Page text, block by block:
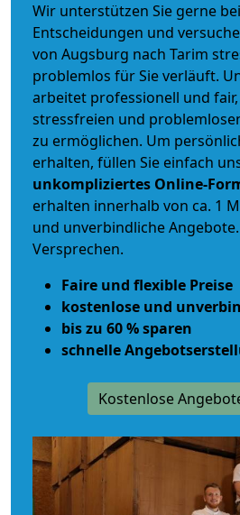
Wir unterstützen Sie gerne
Entscheidungen und
von Augsburg nach Tarim
problemlos für Sie verläuft.
arbeitet professionell und fair
stressfreien und
zu ermöglichen. Um
erhalten, füllen Sie einfach
unkompliziertes Online-
erhalten innerhalb von ca. 1
und unverbindliche
Versprechen.
Faire und flexible Preise
kostenlose und
bis zu 60 % sparen
schnelle
Kostenlose